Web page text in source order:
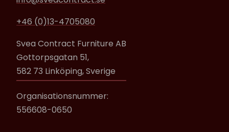
+46 (0)13-4705080
Svea Contract Furniture AB
Gottorpsgatan 51,
582 73 Linköping, Sverige
Organisationsnummer:
556608-0650